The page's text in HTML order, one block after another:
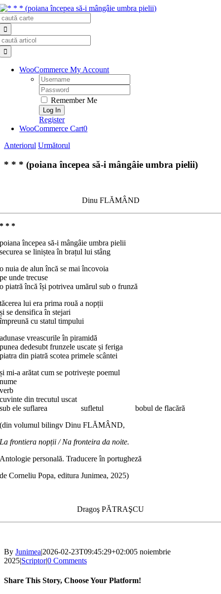
Skip
to
content
WooCommerce My Account
Username:
Password:
Remember Me
Register
WooCommerce Cart0
Anteriorul Următorul
* * * (poiana începea să-i mângâie umbra pielii)
Dinu FLĂMÂND
* * *
poiana începea să-i mângâie umbra pielii
securea se liniștea în brațul lui stâng
o nuia de alun încă se mai încovoia
pe unde trecuse
o piatră încă își potrivea umărul sub o frunză
tăcerea lui era prima rouă a nopții
și se densifica în stejari
împreună cu statul timpului
adunase vreascurile în piramidă
punea dedesubt frunzele uscate și feriga
piatra din piatră scotea primele scântei
și mi-a arătat cum se potrivește poemul
nume
verb
cuvinte din trecutul uscat
sub ele suflarea sufletul bobul de flacără
(din volumul bilingv Dinu FLĂMÂND,
La frontiera nopții / Na fronteira da noite.
Antologie personală. Traducere în portugheză
de Corneliu Popa, editura Junimea, 2025)
Dragoş PĂTRAŞCU
By Junimea|2026-02-23T09:45:29+02:005 noiembrie
2025|Scriptor|0 Comments
Share This Story, Choose Your Platform!